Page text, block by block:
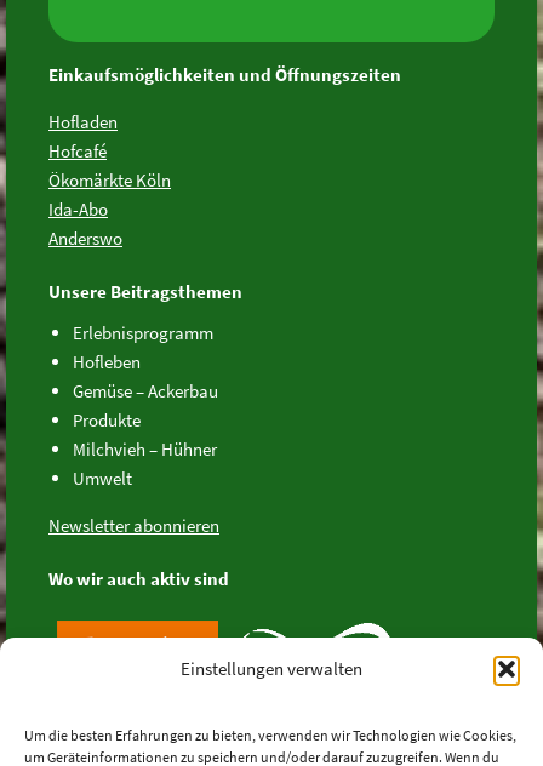
Einstellungen verwalten
Um die besten Erfahrungen zu bieten, verwenden wir Technologien wie Cookies,
um Geräteinformationen zu speichern und/oder darauf zuzugreifen. Wenn du
Einkaufsmöglichkeiten und Öffnungszeiten
Hofladen
Hofcafé
Ökomärkte Köln
Ida-Abo
Anderswo
Unsere Beitragsthemen
Erlebnisprogramm
Hofleben
Gemüse – Ackerbau
Produkte
Milchvieh – Hühner
Umwelt
Newsletter abonnieren
Wo wir auch aktiv sind